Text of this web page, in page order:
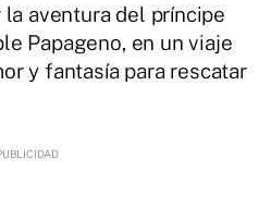
aventura del príncipe
Papageno, en un viaje
y fantasía para rescatar